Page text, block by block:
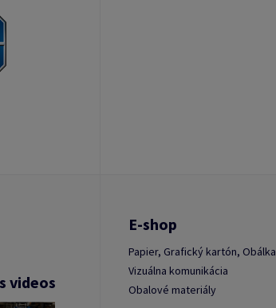
videos
E-shop
Papier, Grafický kartón, Obálka
Vizuálna komunikácia
Obalové materiály